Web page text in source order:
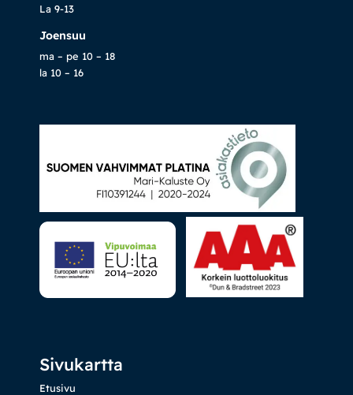
La 9-13
Joensuu
ma – pe 10 – 18
la 10 – 16
Sivukartta
Etusivu